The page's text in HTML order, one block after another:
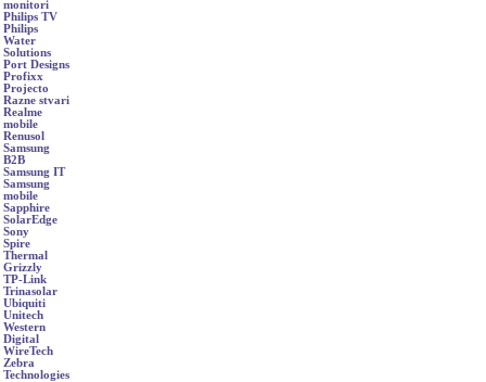
monitori
Philips TV
Philips
Water
Solutions
Port Designs
Profixx
Projecto
Razne stvari
Realme
mobile
Renusol
Samsung
B2B
Samsung IT
Samsung
mobile
Sapphire
SolarEdge
Sony
Spire
Thermal
Grizzly
TP-Link
Trinasolar
Ubiquiti
Unitech
Western
Digital
WireTech
Zebra
Technologies